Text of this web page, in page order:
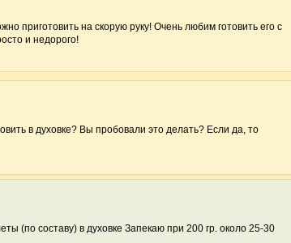
приготовить на скорую руку! Очень любим готовить его с
и недорого!
в духовке? Вы пробовали это делать? Если да, то
(по составу) в духовке Запекаю при 200 гр. около 25-30